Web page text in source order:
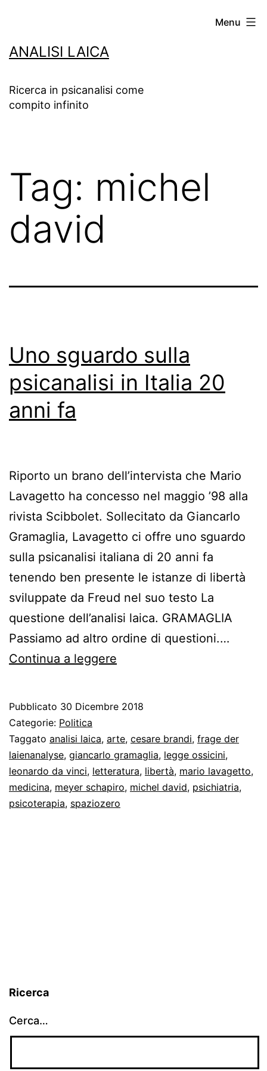
contenuto
ANALISI LAICA
Ricerca in psicanalisi come
compito infinito
Menu
Tag: michel
david
Uno sguardo sulla
psicanalisi in Italia 20
anni fa
Riporto un brano dell’intervista che Mario
Lavagetto ha concesso nel maggio ’98 alla
rivista Scibbolet. Sollecitato da Giancarlo
Gramaglia, Lavagetto ci offre uno sguardo
sulla psicanalisi italiana di 20 anni fa
tenendo ben presente le istanze di libertà
sviluppate da Freud nel suo testo La
questione dell’analisi laica. GRAMAGLIA
Passiamo ad altro ordine di questioni.…
Continua a leggere
in
Italia
20
anni
Pubblicato 30 Dicembre 2018
Categorie: Politica
Taggato analisi laica, arte, cesare brandi, frage der
laienanalyse, giancarlo gramaglia, legge ossicini,
leonardo da vinci, letteratura, libertà, mario lavagetto,
medicina, meyer schapiro, michel david, psichiatria,
psicoterapia, spaziozero
Ricerca
Cerca…